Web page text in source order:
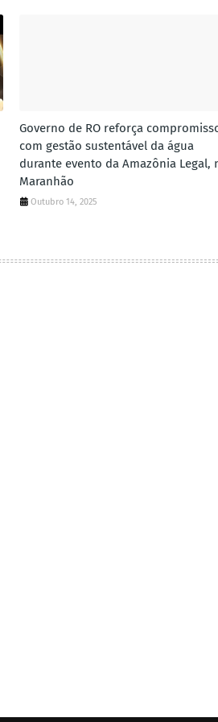
Governo de RO reforça
com gestão sustentável da água
durante evento da Amazônia Legal,
Maranhão
Outubro 14, 2025